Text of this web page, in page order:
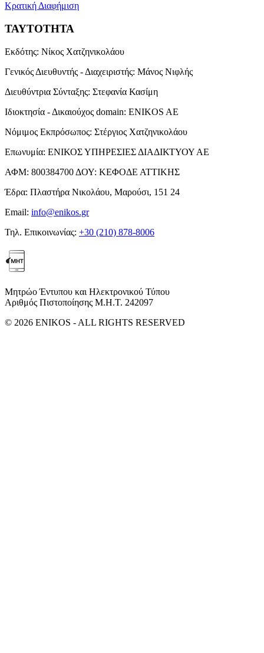
Κρατική Διαφήμιση
ΤΑΥΤΟΤΗΤΑ
Εκδότης: Νίκος Χατζηνικολάου
Γενικός Διευθυντής - Διαχειριστής: Μάνος Νιφλής
Διευθύντρια Σύνταξης: Στεφανία Κασίμη
Ιδιοκτησία - Δικαιούχος domain: ENIKOS AE
Νόμιμος Εκπρόσωπος: Στέργιος Χατζηνικολάου
Επωνυμία: ΕΝΙΚΟΣ ΥΠΗΡΕΣΙΕΣ ΔΙΑΔΙΚΤΥΟΥ ΑΕ
ΑΦΜ: 800384700 ΔΟΥ: ΚΕΦΟΔΕ ΑΤΤΙΚΗΣ
Έδρα: Πλαστήρα Νικολάου, Μαρούσι, 151 24
Email: info@enikos.gr
Τηλ. Επικοινωνίας: +30 (210) 878-8006
Μητρώο Έντυπου και Ηλεκτρονικού Τύπου
Αριθμός Πιστοποίησης Μ.Η.Τ. 242097
© 2026 ENIKOS - ALL RIGHTS RESERVED